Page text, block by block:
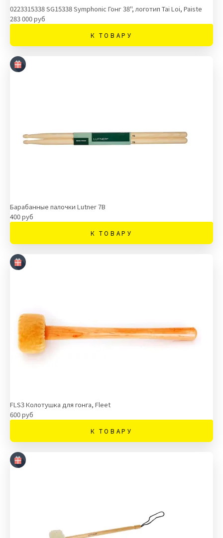
0223315338 SG15338 Symphonic Гонг 38", логотип Tai Loi, Paiste
283 000 руб
К ТОВАРУ
Барабанные палочки Lutner 7B
400 руб
К ТОВАРУ
FLS3 Колотушка для гонга, Fleet
600 руб
К ТОВАРУ